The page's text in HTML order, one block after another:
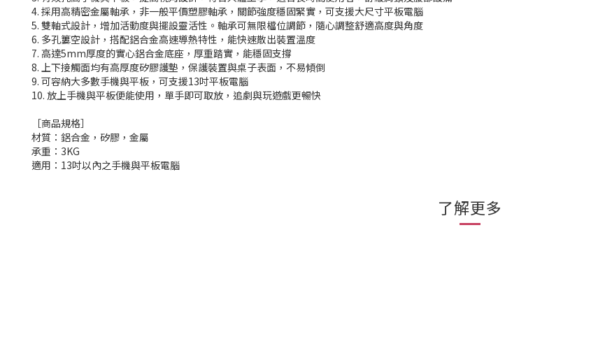
4. 採用高精密金屬軸承，非一般平價塑膠軸承，關節強度穩固緊實，可支援大尺寸平板電腦
5. 雙軸式設計，增加活動度與擺設靈活性。軸承可無限檔位調節，隨心調整舒適高度與角度
6. 多孔簍空設計，搭配鋁合金高速導熱特性，能快速散出裝置溫度
7. 高達5mm厚度的實心鋁合金底座，厚重踏實，能穩固支撐
8. 上下接觸面均有高厚度矽膠護墊，保護裝置與桌子表面，不易傾倒
9. 可容納大多數手機與平板，可支援13吋平板電腦
10. 放上手機與平板便能使用，單手即可取放，追劇與玩遊戲更暢快
［商品規格］
材質：鋁合金，矽膠，金屬
承重：3KG
適用：13吋以內之手機與平板電腦
了解更多